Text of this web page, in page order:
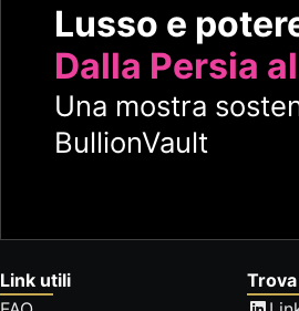
Lusso e
Dalla Persia
Una mostra
BullionVault
Link utili